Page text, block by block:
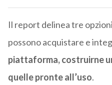
Il report delinea tre
possono acquistare e
piattaforma, costruirne
quelle pronte all’uso.